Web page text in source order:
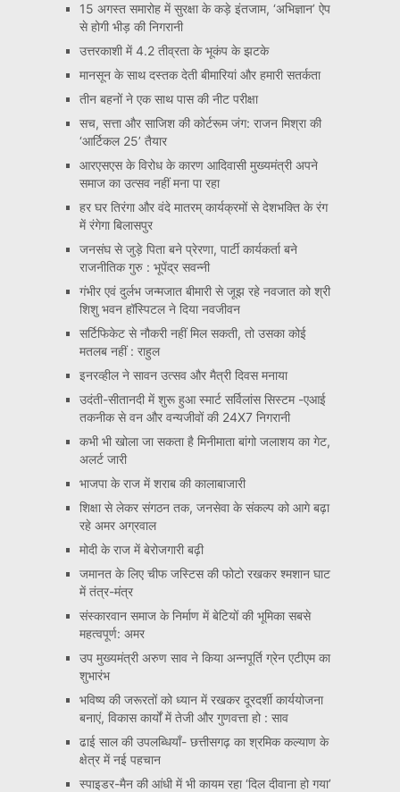
15 अगस्त समारोह में सुरक्षा के कड़े इंतजाम, ‘अभिज्ञान’ ऐप
से होगी भीड़ की निगरानी
उत्तरकाशी में 4.2 तीव्रता के भूकंप के झटके
मानसून के साथ दस्तक देती बीमारियां और हमारी सतर्कता
तीन बहनों ने एक साथ पास की नीट परीक्षा
सच, सत्ता और साजिश की कोर्टरूम जंग: राजन मिश्रा की
‘आर्टिकल 25’ तैयार
आरएसएस के विरोध के कारण आदिवासी मुख्यमंत्री अपने
समाज का उत्सव नहीं मना पा रहा
हर घर तिरंगा और वंदे मातरम् कार्यक्रमों से देशभक्ति के रंग
में रंगेगा बिलासपुर
जनसंघ से जुड़े पिता बने प्रेरणा, पार्टी कार्यकर्ता बने
राजनीतिक गुरु : भूपेंद्र सवन्नी
गंभीर एवं दुर्लभ जन्मजात बीमारी से जूझ रहे नवजात को श्री
शिशु भवन हॉस्पिटल ने दिया नवजीवन
सर्टिफिकेट से नौकरी नहीं मिल सकती, तो उसका कोई
मतलब नहीं : राहुल
इनरव्हील ने सावन उत्सव और मैत्री दिवस मनाया
उदंती-सीतानदी में शुरू हुआ स्मार्ट सर्विलांस सिस्टम -एआई
तकनीक से वन और वन्यजीवों की 24X7 निगरानी
कभी भी खोला जा सकता है मिनीमाता बांगो जलाशय का गेट,
अलर्ट जारी
भाजपा के राज में शराब की कालाबाजारी
शिक्षा से लेकर संगठन तक, जनसेवा के संकल्प को आगे बढ़ा
रहे अमर अग्रवाल
मोदी के राज में बेरोजगारी बढ़ी
जमानत के लिए चीफ जस्टिस की फोटो रखकर श्मशान घाट
में तंत्र-मंत्र
संस्कारवान समाज के निर्माण में बेटियों की भूमिका सबसे
महत्वपूर्ण: अमर
उप मुख्यमंत्री अरुण साव ने किया अन्नपूर्ति ग्रेन एटीएम का
शुभारंभ
भविष्य की जरूरतों को ध्यान में रखकर दूरदर्शी कार्ययोजना
बनाएं, विकास कार्यों में तेजी और गुणवत्ता हो : साव
ढाई साल की उपलब्धियाँ- छत्तीसगढ़ का श्रमिक कल्याण के
क्षेत्र में नई पहचान
स्पाइडर-मैन की आंधी में भी कायम रहा ‘दिल दीवाना हो गया’